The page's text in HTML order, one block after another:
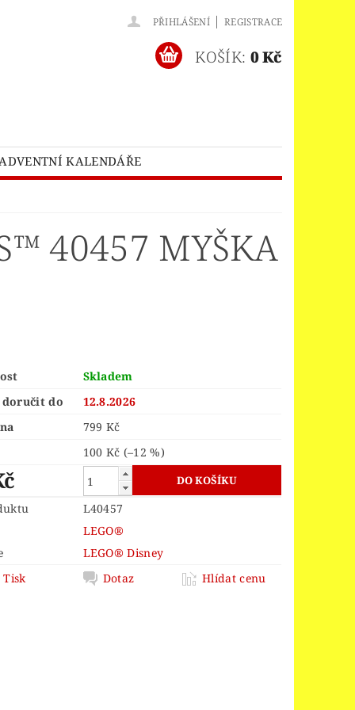
PŘIHLÁŠENÍ | REGISTRACE
KOŠÍK: 0 Kč
KALENDÁŘE
BATMAN MOVIE
CLASSIC
LEGO® CREATOR
LEGO® PIRATES
POWER FUNCTIONS
LEGO® SCULPTURES
CHAMPIONS
THINGS
ZELDA™
40457 MYŠKA
Skladem
doručit do
12.8.2026
799 Kč
100 Kč (–12 %)
L40457
LEGO®
LEGO® Disney
Tisk
Dotaz Hlídat cenu